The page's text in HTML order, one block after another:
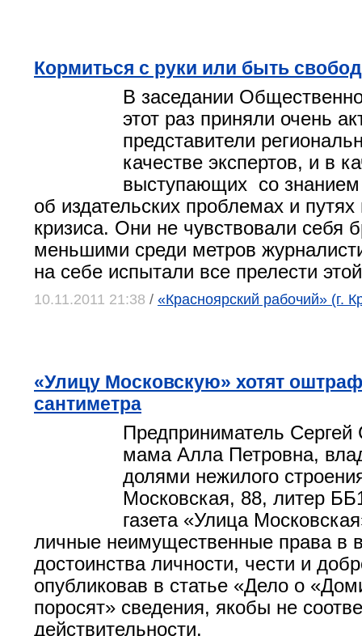
Кормиться с руки или быть
В заседании
этот раз приняли очень
представители
качестве экспертов, и в
выступающих со знанием
об издательских проблемах и
кризиса. Они не чувствовали себя
меньшими среди метров
на себе испытали все прелести
10.11.2011 21:38 / «Красноярский рабочий» (г.
«Улицу Московскую» хотят
сантиметра
Предприниматель Сергей
мама Алла Петровна,
долями нежилого
Московская, 88, литер
газета «Улица
личные неимущественные права в
достоинства личности, чести и
опубликовав в статье «Дело о
поросят» сведения, якобы не
действительности.